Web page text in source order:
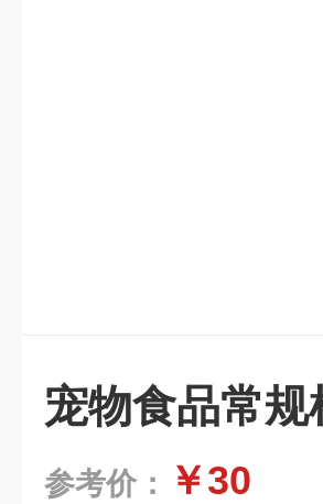
宠物食品常规
参考价： ￥30